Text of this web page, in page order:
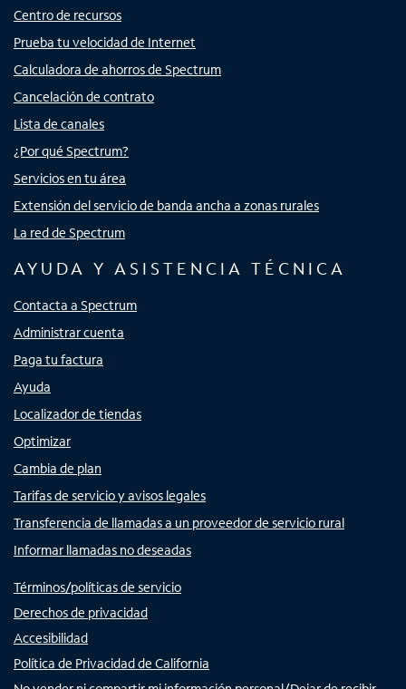
Centro de recursos
Prueba tu velocidad de Internet
Calculadora de ahorros de Spectrum
Cancelación de contrato
Lista de canales
¿Por qué Spectrum?
Servicios en tu área
Extensión del servicio de banda ancha a zonas rurales
La red de Spectrum
AYUDA Y ASISTENCIA TÉCNICA
Contacta a Spectrum
Administrar cuenta
Paga tu factura
Ayuda
Localizador de tiendas
Optimizar
Cambia de plan
Tarifas de servicio y avisos legales
Transferencia de llamadas a un proveedor de servicio rural
Informar llamadas no deseadas
Términos/políticas de servicio
Derechos de privacidad
Accesibilidad
Política de Privacidad de California